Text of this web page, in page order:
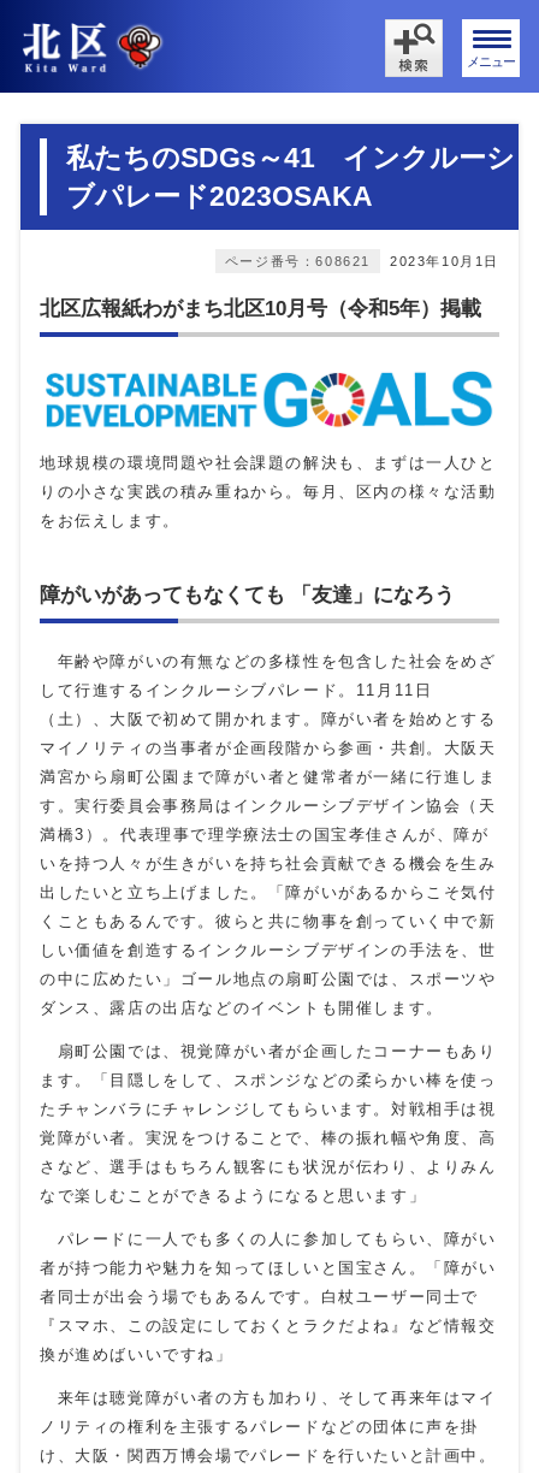
メニュー
私たちのSDGs～41 インクルーシ
ブパレード2023OSAKA
2023年10月1日
ページ番号：608621
北区広報紙わがまち北区10月号（令和5年）掲載
地球規模の環境問題や社会課題の解決も、まずは一人ひと
りの小さな実践の積み重ねから。毎月、区内の様々な活動
をお伝えします。
障がいがあってもなくても 「友達」になろう
年齢や障がいの有無などの多様性を包含した社会をめざ
して行進するインクルーシブパレード。11月11日
（土）、大阪で初めて開かれます。障がい者を始めとする
マイノリティの当事者が企画段階から参画・共創。大阪天
満宮から扇町公園まで障がい者と健常者が一緒に行進しま
す。実行委員会事務局はインクルーシブデザイン協会（天
満橋3）。代表理事で理学療法士の国宝孝佳さんが、障が
いを持つ人々が生きがいを持ち社会貢献できる機会を生み
出したいと立ち上げました。「障がいがあるからこそ気付
くこともあるんです。彼らと共に物事を創っていく中で新
しい価値を創造するインクルーシブデザインの手法を、世
の中に広めたい」ゴール地点の扇町公園では、スポーツや
ダンス、露店の出店などのイベントも開催します。
扇町公園では、視覚障がい者が企画したコーナーもあり
ます。「目隠しをして、スポンジなどの柔らかい棒を使っ
たチャンバラにチャレンジしてもらいます。対戦相手は視
覚障がい者。実況をつけることで、棒の振れ幅や角度、高
さなど、選手はもちろん観客にも状況が伝わり、よりみん
なで楽しむことができるようになると思います」
パレードに一人でも多くの人に参加してもらい、障がい
者が持つ能力や魅力を知ってほしいと国宝さん。「障がい
者同士が出会う場でもあるんです。白杖ユーザー同士で
『スマホ、この設定にしておくとラクだよね』など情報交
換が進めばいいですね」
来年は聴覚障がい者の方も加わり、そして再来年はマイ
ノリティの権利を主張するパレードなどの団体に声を掛
け、大阪・関西万博会場でパレードを行いたいと計画中。